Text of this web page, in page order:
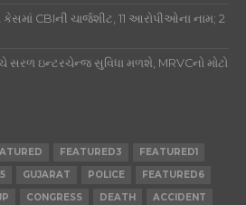
CBIની ચાર્જશીટ, 11 આરોપીઓના નામ; 2
સરળ ઇન્ટરચેન્જ સુવિધા મળશે, MRVCનો મોટો
FEATURED3
FEATURED1
GUJARAT POLICE
FEATURED6
CONGRESS DEATH
ACCIDENT